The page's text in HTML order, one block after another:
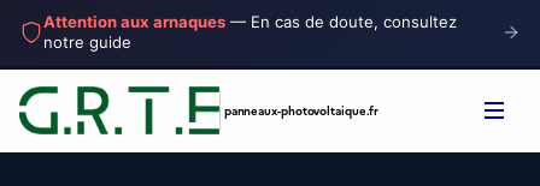
Attention aux arnaques — En cas de doute, consultez
notre guide
panneaux-photovoltaique.fr